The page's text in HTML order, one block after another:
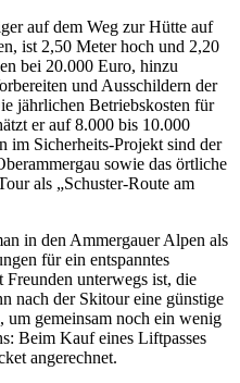
auf dem Weg zur Hütte auf
ist 2,50 Meter hoch und 2,20
bei 20.000 Euro, hinzu
und Ausschildern der
jährlichen Betriebskosten für
er auf 8.000 bis 10.000
im Sicherheits-Projekt sind der
sowie das örtliche
als „Schuster-Route am
in den Ammergauer Alpen als
für ein entspanntes
unterwegs ist, die
nach der Skitour eine günstige
gemeinsam noch ein wenig
Beim Kauf eines Liftpasses
angerechnet.